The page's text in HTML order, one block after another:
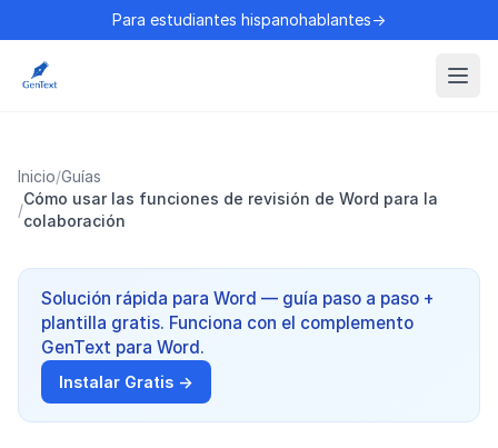
Para estudiantes hispanohablantes→
Inicio/Guías
/
Cómo usar las funciones de revisión de Word para la
colaboración
Solución rápida para Word — guía paso a paso +
plantilla gratis. Funciona con el complemento
GenText para Word.
Instalar Gratis →